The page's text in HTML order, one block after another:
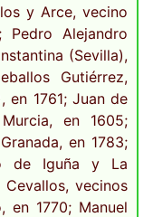
y Arce, vecino
Pedro Alejandro
(Sevilla),
Gutiérrez,
en 1761; Juan de
en 1605;
en 1783;
de Iguña y La
vecinos
en 1770; Manuel